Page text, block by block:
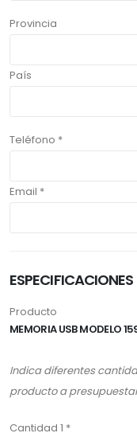
Provincia
País
Teléfono *
Email *
ESPECIFICACIONES
Producto
MEMORIA USB MODELO
Indica diferentes
producto a
Cantidad 1 *